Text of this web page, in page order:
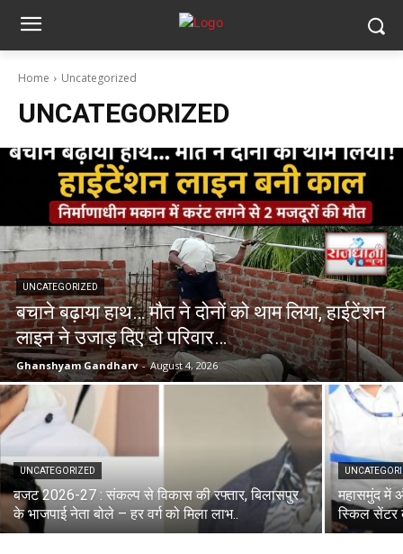
Home Uncategorized
UNCATEGORIZED
UNCATEGORIZED
बचाने बढ़ाया हाथ… मौत ने दोनों को थाम लिया, हाईटेंशन
लाइन ने उजाड़ दिए दो परिवार…
Ghanshyam Gandharv - August 4, 2026
UNCATEGORIZED
बजट 2026-27 : संकल्प से विकास की रफ्तार, बिलासपुर
के भाजपाई नेता बोले – हर वर्ग को मिला लाभ..
महासमुंद में
स्किल सेंटर